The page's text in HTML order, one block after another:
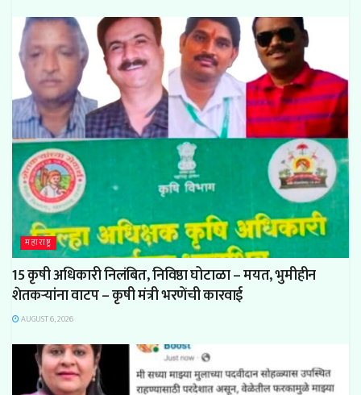
महाराष्ट्र
15 कृषी अधिकारी निलंबित, निविष्ठा घोटाळा – मयत, भुमीहीन
शेतकऱ्यांना वाटप – कृषी मंत्री भरणेंची कारवाई
AUGUST 6, 2026